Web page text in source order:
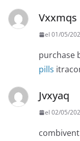
Vxxmqs
el 01/05/
purchase
pills
Jvxyaq
el 02/05/